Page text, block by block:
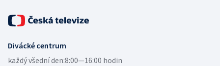
Divácké centrum
každý všední den:8:00—16:00 hodin